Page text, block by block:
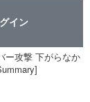
イン
ー攻撃 下がらなか